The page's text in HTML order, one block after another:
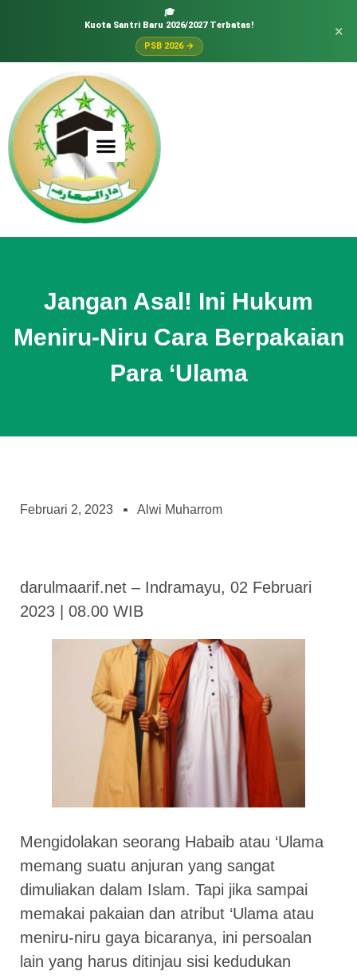
🎓
Kuota Santri Baru 2026/2027 Terbatas!
PSB 2026 →
×
Jangan Asal! Ini Hukum
Meniru-Niru Cara Berpakaian
Para ‘Ulama
Februari 2, 2023 Alwi Muharrom
darulmaarif.net – Indramayu, 02 Februari
2023 | 08.00 WIB
Mengidolakan seorang Habaib atau ‘Ulama
memang suatu anjuran yang sangat
dimuliakan dalam Islam. Tapi jika sampai
memakai pakaian dan atribut ‘Ulama atau
meniru-niru gaya bicaranya, ini persoalan
lain yang harus ditinjau sisi kedudukan